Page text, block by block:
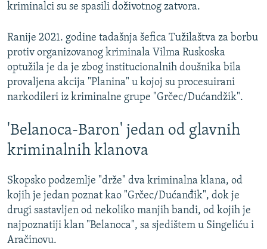
kriminalci su se spasili doživotnog zatvora.
Ranije 2021. godine tadašnja šefica Tužilaštva za borbu
protiv organizovanog kriminala Vilma Ruskoska
optužila je da je zbog institucionalnih doušnika bila
provaljena akcija "Planina" u kojoj su procesuirani
narkodileri iz kriminalne grupe "Grčec/Dućandžik".
'Belanoca-Baron' jedan od glavnih
kriminalnih klanova
Skopsko podzemlje "drže" dva kriminalna klana, od
kojih je jedan poznat kao "Grčec/Dućanđik", dok je
drugi sastavljen od nekoliko manjih bandi, od kojih je
najpoznatiji klan "Belanoca", sa sjedištem u Singeliću i
Aračinovu.